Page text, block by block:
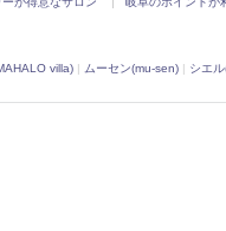
villa) | ムーセン(mu-sen) | シエ